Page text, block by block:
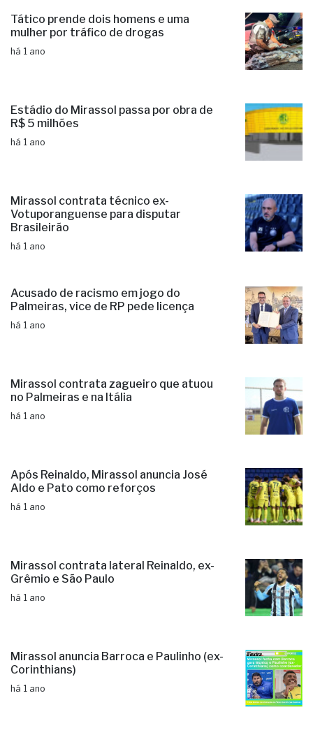
Tático prende dois homens e uma
mulher por tráfico de drogas
há 1 ano
Estádio do Mirassol passa por obra de
R$ 5 milhões
há 1 ano
Mirassol contrata técnico ex-
Votuporanguense para disputar
Brasileirão
há 1 ano
Acusado de racismo em jogo do
Palmeiras, vice de RP pede licença
há 1 ano
Mirassol contrata zagueiro que atuou
no Palmeiras e na Itália
há 1 ano
Após Reinaldo, Mirassol anuncia José
Aldo e Pato como reforços
há 1 ano
Mirassol contrata lateral Reinaldo, ex-
Grêmio e São Paulo
há 1 ano
Mirassol anuncia Barroca e Paulinho (ex-
Corinthians)
há 1 ano